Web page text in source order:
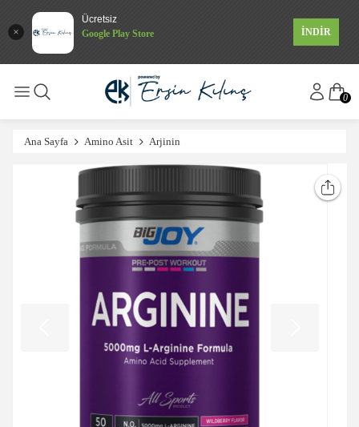
Ücretsiz
Google Play Store
İNDİR
0
Ana Sayfa Amino Asit Arjinin